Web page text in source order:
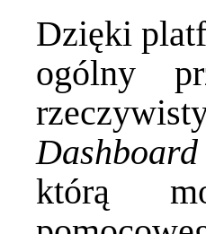
Dzięki
ogólny
którą